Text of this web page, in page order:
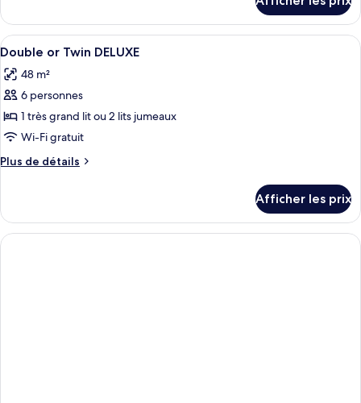
Twin
Room
Deluxe
Double
or
Room
Afficher
toutes
les
photos
pour
ce
type
de
Double
or
Twin
1
Double or Twin DELUXE
48 m²
6 personnes
1 très grand lit ou 2 lits jumeaux
Wi-Fi gratuit
Plus de détails
Plus
Double
or
Twin
Afficher les prix